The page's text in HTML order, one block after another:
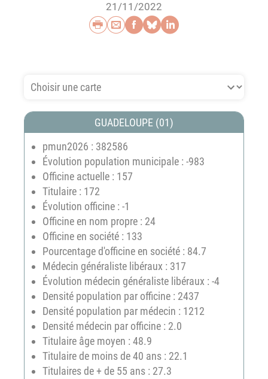
21/11/2022
Imprimer
Envoyer par e-mail
Partager sur
Partager sur
Partager sur
GUADELOUPE (01)
pmun2026 : 382586
Évolution population municipale : -983
Officine actuelle : 157
Titulaire : 172
Évolution officine : -1
Officine en nom propre : 24
Officine en société : 133
Pourcentage d'officine en société : 84.7
Médecin généraliste libéraux : 317
Évolution médecin généraliste libéraux : -4
Densité population par officine : 2437
Densité population par médecin : 1212
Densité médecin par officine : 2.0
Titulaire âge moyen : 48.9
Titulaire de moins de 40 ans : 22.1
Titulaires de + de 55 ans : 27.3